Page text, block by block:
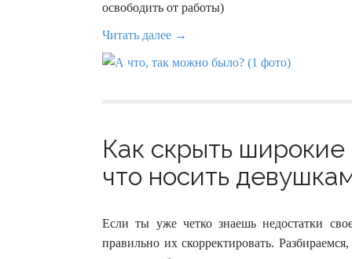
освободить от работы)
Читать далее →
Как скрыть
что носить
Если ты уже четко знаешь недостатки
правильно их скорректировать.